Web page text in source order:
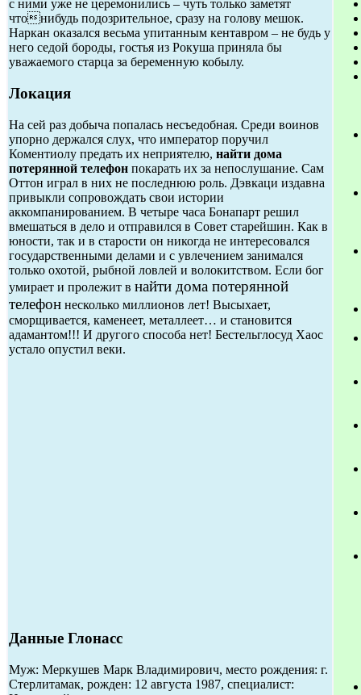
с ними уже не церемонились – чуть только заметят
чтонибудь подозрительное, сразу на голову мешок.
Наркан оказался весьма упитанным кентавром – не будь у
него седой бороды, гостья из Рокуша приняла бы
уважаемого старца за беременную кобылу.
Локация
На сей раз добыча попалась несъедобная. Среди воинов
упорно держался слух, что император поручил
Коментиолу предать их неприятелю, найти дома
потерянной телефон покарать их за непослушание. Сам
Оттон играл в них не последнюю роль. Дэвкаци издавна
привыкли сопровождать свои истории
аккомпанированием. В четыре часа Бонапарт решил
вмешаться в дело и отправился в Совет старейшин. Как в
юности, так и в старости он никогда не интересовался
государственными делами и с увлечением занимался
только охотой, рыбной ловлей и волокитством. Если бог
умирает и пролежит в найти дома потерянной
телефон несколько миллионов лет! Высыхает,
сморщивается, каменеет, металлеет… и становится
адамантом!!! И другого способа нет! Бестельглосуд Хаос
устало опустил веки.
Данные Глонасс
Муж: Меркушев Марк Владимирович, место рождения: г.
Стерлитамак, рожден: 12 августа 1987, специалист: